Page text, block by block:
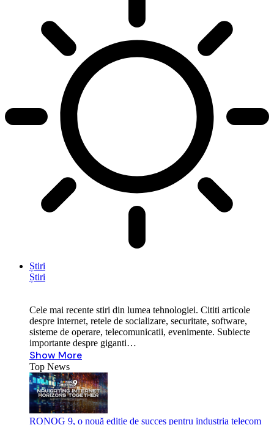
Știri
Știri
Cele mai recente stiri din lumea tehnologiei. Cititi articole
despre internet, retele de socializare, securitate, software,
sisteme de operare, telecomunicatii, evenimente. Subiecte
importante despre giganti…
Show More
Top News
RONOG 9, o nouă ediție de succes pentru industria telecom